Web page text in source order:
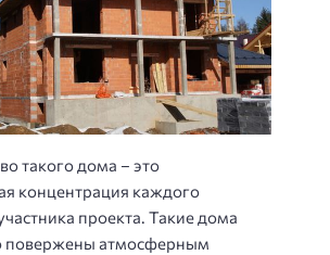
такого дома – это
концентрация каждого
проекта. Такие дома
повержены атмосферным